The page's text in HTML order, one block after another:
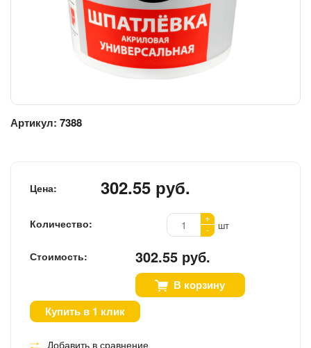
Артикул: 7388
Цена: 302.55 руб.
Количество:
+
-
шт
Стоимость: 302.55 руб.
В корзину
Купить в 1 клик
Добавить в сравнение